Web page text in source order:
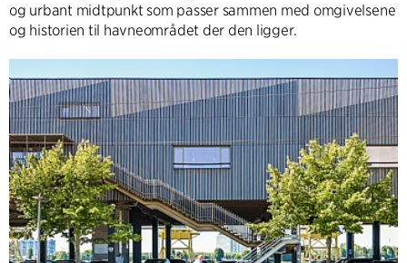
og urbant midtpunkt som passer sammen med omgivelsene
og historien til havneområdet der den ligger.